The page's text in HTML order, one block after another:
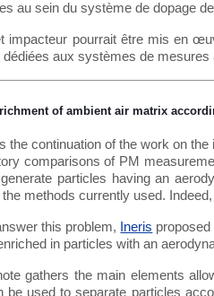
au sein du système de dopage
impacteur pourrait être mis en
dédiées aux systèmes de
of ambient air matrix
the continuation of the work on
comparisons of PM
particles having an
methods currently used.
this problem, Ineris
in particles with an
gathers the main elements
be used to separate particles